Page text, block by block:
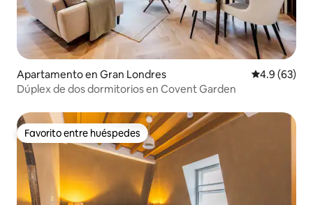
Apartamento en Gran Londres Calificación
4.9 (63)
Dúplex de dos dormitorios en Covent Garden
Favorito entre huéspedes
Favorito entre huéspedes